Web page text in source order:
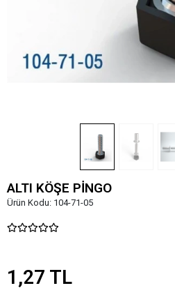
ALTI KÖŞE PİNGO
Ürün Kodu: 104-71-05
1,27 TL